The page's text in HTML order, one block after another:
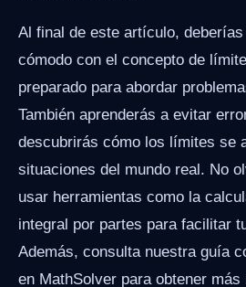
Al final de este artículo,
cómodo con el concepto de
preparado para abordar
También aprenderás a evitar
descubrirás cómo los límites se
situaciones del mundo real. No
usar herramientas como la
integral por partes para facilitar
Además, consulta nuestra guía
en MathSolver para obtener